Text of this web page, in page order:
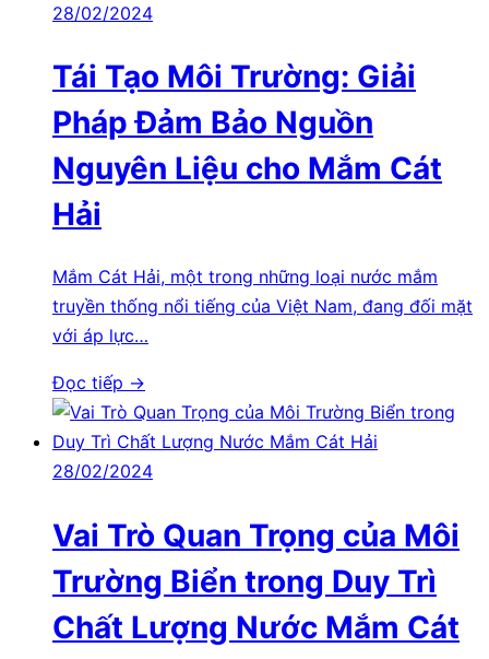
28/02/2024
Tái Tạo Môi Trường: Giải
Pháp Đảm Bảo Nguồn
Nguyên Liệu cho Mắm Cát
Hải
Mắm Cát Hải, một trong những loại nước mắm
truyền thống nổi tiếng của Việt Nam, đang đối mặt
với áp lực…
Đọc tiếp →
28/02/2024
Vai Trò Quan Trọng của Môi
Trường Biển trong Duy Trì
Chất Lượng Nước Mắm Cát